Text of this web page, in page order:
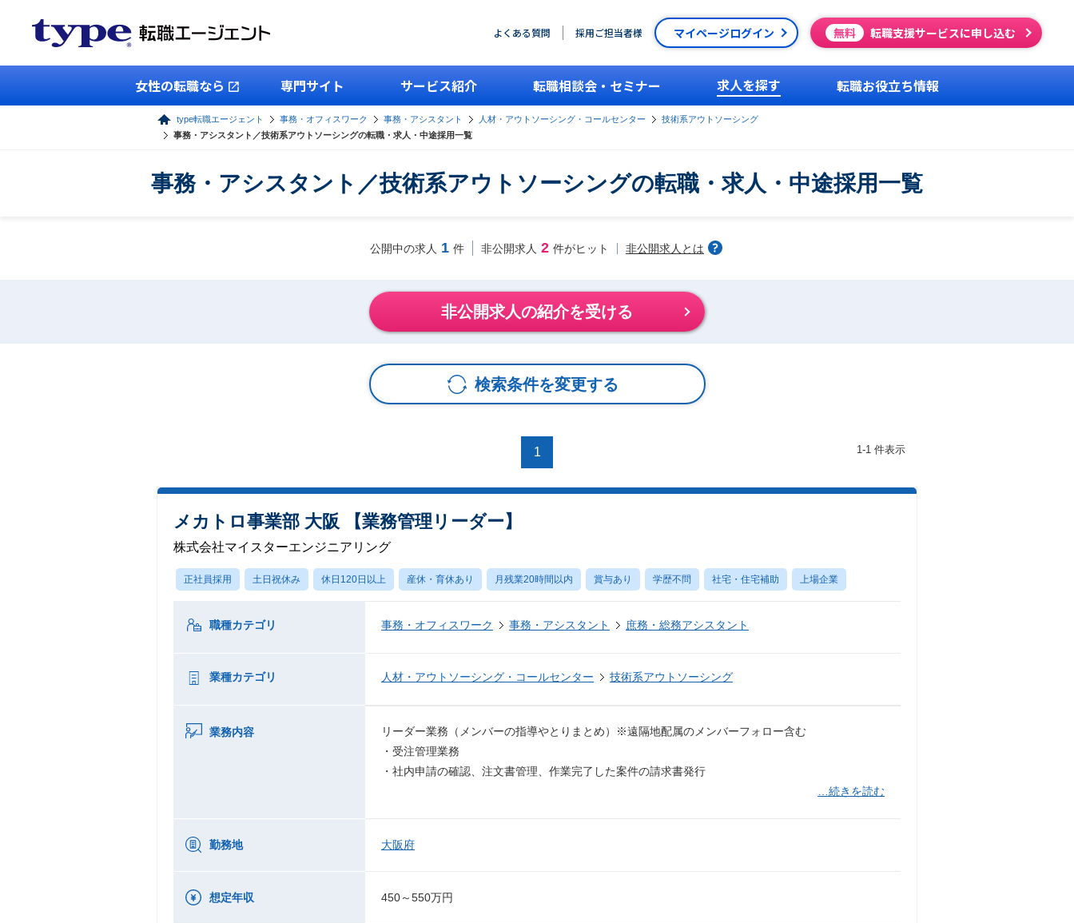
よくある質問 採用ご担当者様 マイページログイン 無料 転職支援サービスに申し込む
女性の転職なら 専門サイト サービス紹介 転職相談会・セミナー 求人を探す 転職お役立ち情報
type転職エージェント 事務・オフィスワーク 事務・アシスタント 人材・アウトソーシング・コールセンター
技術系アウトソーシング
事務・アシスタント／技術系アウトソーシングの転職・求人・中途採用一覧
事務・アシスタント／技術系アウトソーシングの転職・求人・中途採用一覧
公開中の求人 1 件 非公開求人 2 件がヒット 非公開求人とは
非公開求人の紹介を受ける
検索条件を変更する
1 1-1 件表示
メカトロ事業部 大阪 【業務管理リーダー】
株式会社マイスターエンジニアリング
正社員採用 土日祝休み 休日120日以上 産休・育休あり 月残業20時間以内 賞与あり 学歴不問 社宅・住宅補助 上場企業
職種カテゴリ 事務・オフィスワーク 事務・アシスタント 庶務・総務アシスタント
業種カテゴリ 人材・アウトソーシング・コールセンター 技術系アウトソーシング
業務内容
リーダー業務（メンバーの指導やとりまとめ）※遠隔地配属のメンバーフォロー含む
・受注管理業務
・社内申請の確認、注文書管理、作業完了した案件の請求書発行
…続きを読む
勤務地 大阪府
想定年収 450～550万円